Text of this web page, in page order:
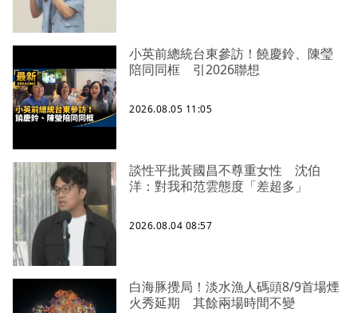
小英前總統台東參訪！饒慶鈴、陳瑩
陪同同框 引2026聯想
2026.08.05 11:05
談性平批黃國昌不尊重女性 沈伯
洋：對我和范雲態度「差超多」
2026.08.04 08:57
白海豚攪局！淡水漁人碼頭8/9首場煙
火秀延期 其餘兩場時間不變